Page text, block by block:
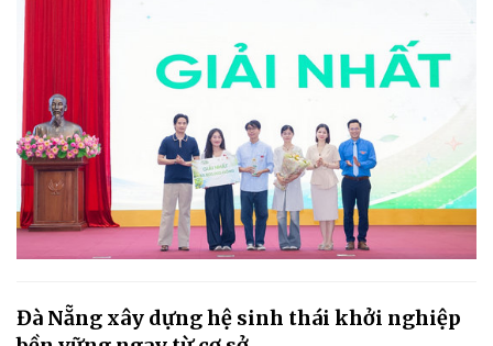
Đà Nẵng xây dựng hệ sinh thái khởi nghiệp